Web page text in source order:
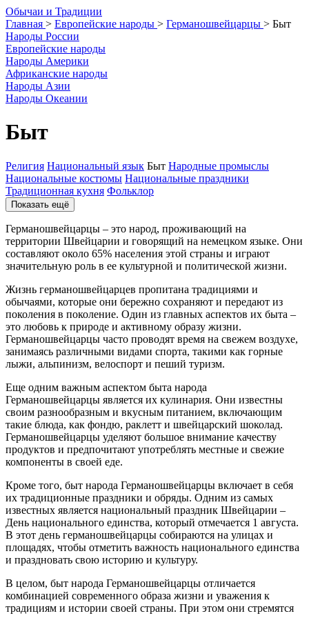
Обычаи и Традиции
Главная > Европейские народы > Германошвейцарцы > Быт
Народы России
Европейские народы
Народы Америки
Африканские народы
Народы Азии
Народы Океании
Быт
Религия Национальный язык Быт Народные промыслы
Национальные костюмы Национальные праздники
Традиционная кухня Фольклор
Показать ещё
Германошвейцарцы – это народ, проживающий на
территории Швейцарии и говорящий на немецком языке. Они
составляют около 65% населения этой страны и играют
значительную роль в ее культурной и политической жизни.
Жизнь германошвейцарцев пропитана традициями и
обычаями, которые они бережно сохраняют и передают из
поколения в поколение. Один из главных аспектов их быта –
это любовь к природе и активному образу жизни.
Германошвейцарцы часто проводят время на свежем воздухе,
занимаясь различными видами спорта, такими как горные
лыжи, альпинизм, велоспорт и пеший туризм.
Еще одним важным аспектом быта народа
Германошвейцарцы является их кулинария. Они известны
своим разнообразным и вкусным питанием, включающим
такие блюда, как фондю, раклетт и швейцарский шоколад.
Германошвейцарцы уделяют большое внимание качеству
продуктов и предпочитают употреблять местные и свежие
компоненты в своей еде.
Кроме того, быт народа Германошвейцарцы включает в себя
их традиционные праздники и обряды. Одним из самых
известных является национальный праздник Швейцарии –
День национального единства, который отмечается 1 августа.
В этот день германошвейцарцы собираются на улицах и
площадях, чтобы отметить важность национального единства
и праздновать свою историю и культуру.
В целом, быт народа Германошвейцарцы отличается
комбинацией современного образа жизни и уважения к
традициям и истории своей страны. При этом они стремятся